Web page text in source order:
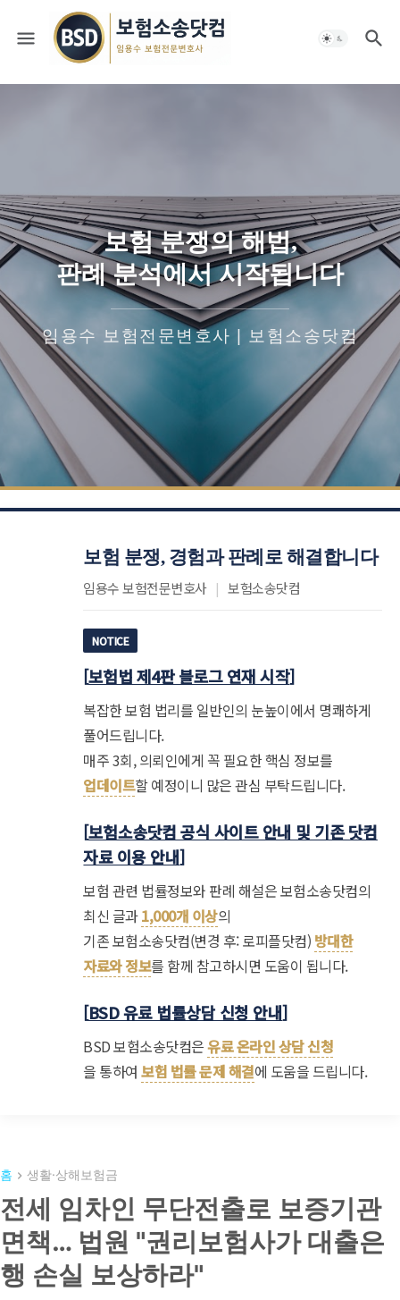
보험 분쟁의 해법,
판례 분석에서 시작됩니다
임용수 보험전문변호사 | 보험소송닷컴
보험 분쟁, 경험과 판례로 해결합니다
임용수 보험전문변호사 | 보험소송닷컴
NOTICE
[보험법 제4판 블로그 연재 시작]
복잡한 보험 법리를 일반인의 눈높이에서 명쾌하게
풀어드립니다.
매주 3회, 의뢰인에게 꼭 필요한 핵심 정보를
업데이트할 예정이니 많은 관심 부탁드립니다.
[보험소송닷컴 공식 사이트 안내 및 기존 닷컴
자료 이용 안내]
보험 관련 법률정보와 판례 해설은 보험소송닷컴의
최신 글과1,000개 이상의
기존 보험소송닷컴(변경 후: 로피플닷컴) 방대한
자료와 정보를 함께 참고하시면 도움이 됩니다.
[BSD 유료 법률상담 신청 안내]
BSD 보험소송닷컴은유료 온라인 상담 신청
을 통하여보험 법률 문제 해결에 도움을 드립니다.
홈 생활·상해보험금
전세 임차인 무단전출로 보증기관
면책… 법원 "권리보험사가 대출은
행 손실 보상하라"